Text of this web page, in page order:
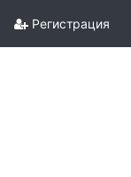
Регистрация